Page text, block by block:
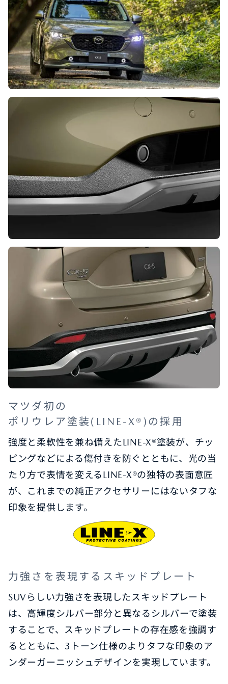
マツダ初の
ポリウレア塗装(LINE-X®)の採用
強度と柔軟性を兼ね備えたLINE-X®塗装が、チッ
ピングなどによる傷付きを防ぐとともに、光の当
たり方で表情を変えるLINE-X®の独特の表面意匠
が、これまでの純正アクセサリーにはないタフな
印象を提供します。
力強さを表現するスキッドプレート
SUVらしい力強さを表現したスキッドプレート
は、高輝度シルバー部分と異なるシルバーで塗装
することで、スキッドプレートの存在感を強調す
るとともに、3トーン仕様のよりタフな印象のア
ンダーガーニッシュデザインを実現しています。